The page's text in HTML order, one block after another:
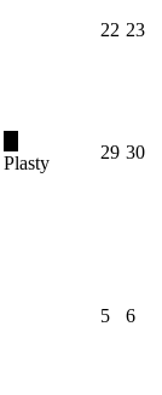
22 23
Plasty
29 30
5 6